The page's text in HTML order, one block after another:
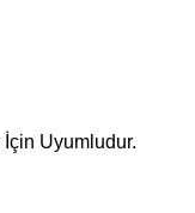
Uyumludur.